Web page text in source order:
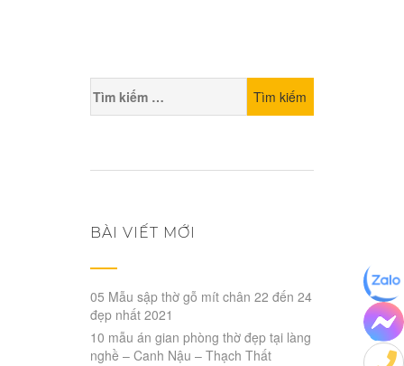
kiếm
BÀI VIẾT MỚI
05 Mẫu sập thờ gỗ mít chân 22 đến 24
đẹp nhất 2021
10 mẫu án gian phòng thờ đẹp tại làng
nghề – Canh Nậu – Thạch Thất